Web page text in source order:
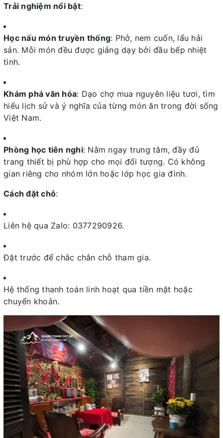
Trải nghiệm nổi bật:
Học nấu món truyền thống: Phở, nem cuốn, lẩu hải
sản. Mỗi món đều được giảng dạy bởi đầu bếp nhiệt
tình.
Khám phá văn hóa: Dạo chợ mua nguyên liệu tươi, tìm
hiểu lịch sử và ý nghĩa của từng món ăn trong đời sống
Việt Nam.
Phòng học tiên nghi: Nằm ngay trung tâm, đầy đủ
trang thiết bị phù hợp cho mọi đối tượng. Có không
gian riêng cho nhóm lớn hoặc lớp học gia đình.
Cách đặt chỗ:
Liên hệ qua Zalo: 0377290926.
Đặt trước để chắc chắn chỗ tham gia.
Hệ thống thanh toán linh hoạt qua tiền mặt hoặc
chuyển khoản.